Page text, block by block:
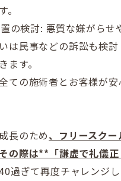
。
の検討: 悪質な嫌がら
は民事などの訴訟も検討
ます。
ての施術者とお客様が
長のため、フリースクー
その際は**「謙虚で礼儀
過ぎて再度チャレンジ